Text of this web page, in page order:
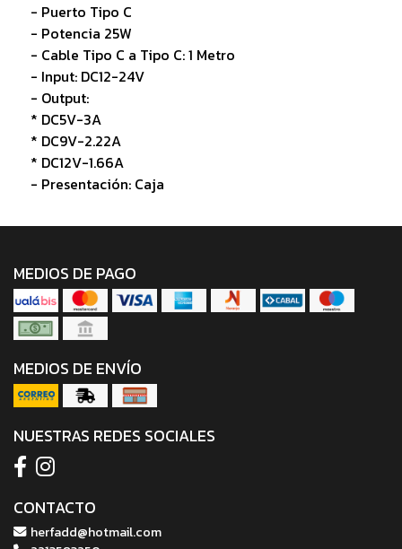
- Puerto Tipo C
- Potencia 25W
- Cable Tipo C a Tipo C: 1 Metro
- Input: DC12-24V
- Output:
* DC5V-3A
* DC9V-2.22A
* DC12V-1.66A
- Presentación: Caja
MEDIOS DE PAGO
MEDIOS DE ENVÍO
NUESTRAS REDES SOCIALES
CONTACTO
herfadd@hotmail.com